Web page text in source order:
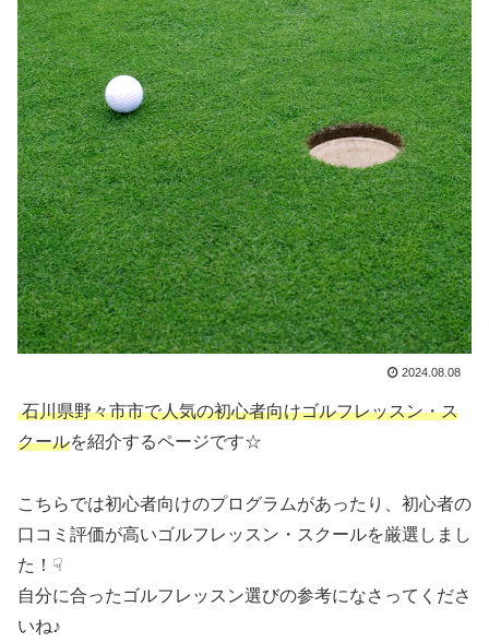
2024.08.08
石川県野々市市で人気の初心者向けゴルフレッスン・ス
クールを紹介するページです☆
こちらでは初心者向けのプログラムがあったり、初心者の
口コミ評価が高いゴルフレッスン・スクールを厳選しまし
た！☟
自分に合ったゴルフレッスン選びの参考になさってくださ
いね♪